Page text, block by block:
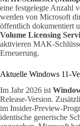
eine festgelegte Anzahl
werden von Microsoft
öffentlich dokumentiert
Volume Licensing
aktivieren MAK-
Erneuerung.
Aktuelle Windows 11-
Im Jahr 2026 ist
Release-Version.
im Insider-Preview-
identische generische